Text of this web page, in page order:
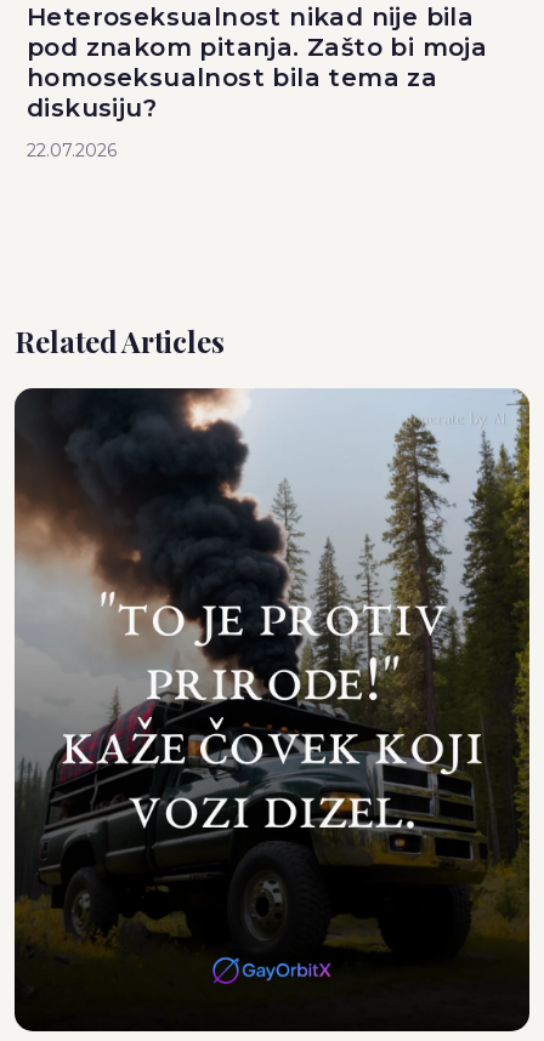
Heteroseksualnost nikad nije bila
pod znakom pitanja. Zašto bi moja
homoseksualnost bila tema za
diskusiju?
22.07.2026
Related Articles